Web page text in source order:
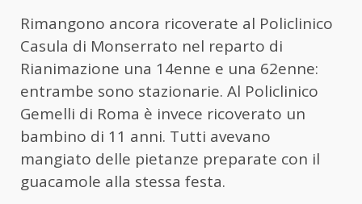
Rimangono ancora ricoverate al Policlinico
Casula di Monserrato nel reparto di
Rianimazione una 14enne e una 62enne:
entrambe sono stazionarie. Al Policlinico
Gemelli di Roma è invece ricoverato un
bambino di 11 anni. Tutti avevano
mangiato delle pietanze preparate con il
guacamole alla stessa festa.